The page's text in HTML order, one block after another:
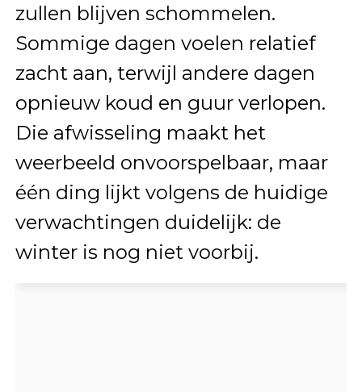
zullen blijven schommelen.
Sommige dagen voelen relatief
zacht aan, terwijl andere dagen
opnieuw koud en guur verlopen.
Die afwisseling maakt het
weerbeeld onvoorspelbaar, maar
één ding lijkt volgens de huidige
verwachtingen duidelijk: de
winter is nog niet voorbij.